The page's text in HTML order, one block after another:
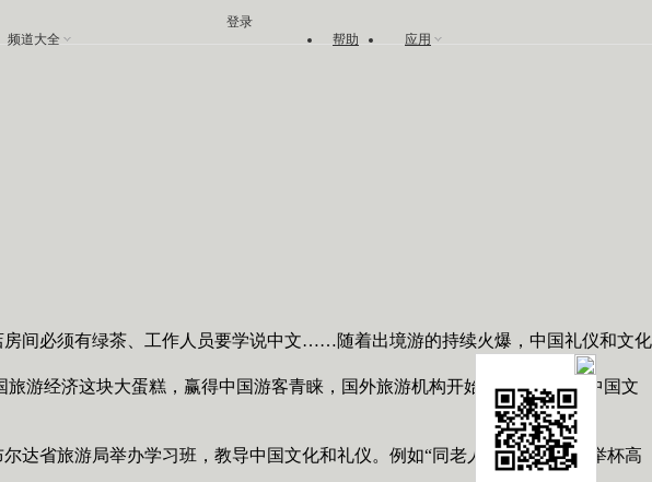
频道大全 帮助 应用
登录
间必须有绿茶、工作人员要学说中文……随着出境游的持续火爆，中国礼仪和文化
经济这块大蛋糕，赢得中国游客青睐，国外旅游机构开始学习汉语以及中国文
省旅游局举办学习班，教导中国文化和礼仪。例如“同老人碰杯时，切记举杯高